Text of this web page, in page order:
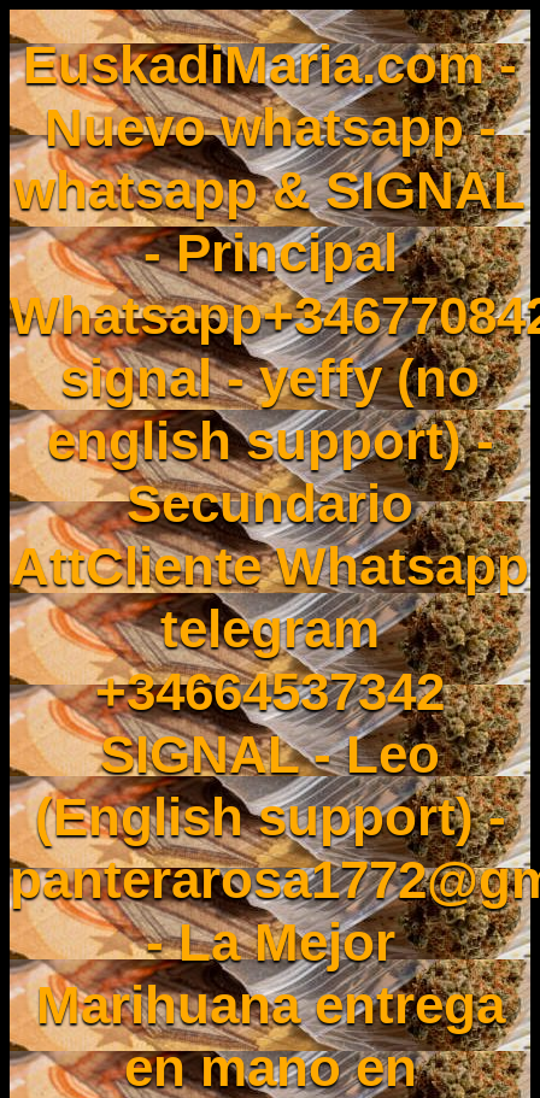
EuskadiMaria.com -
Nuevo whatsapp -
whatsapp & SIGNAL
- Principal
signal - yeffy (no
english support) -
Secundario
AttCliente Whatsapp
telegram
+34664537342
SIGNAL - Leo
(English support) -
- La Mejor
Marihuana entrega
en mano en